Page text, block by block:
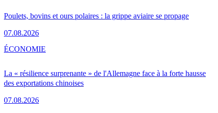
Poulets, bovins et ours polaires : la grippe aviaire se propage
07.08.2026
La « résilience surprenante » de l'Allemagne face à la forte hausse
des exportations chinoises
07.08.2026
ÉCONOMIE